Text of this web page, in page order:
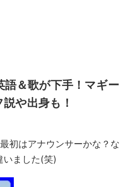
＆歌が下手！マギー
や出身も！
初はアナウンサーかな？な
いました(笑)